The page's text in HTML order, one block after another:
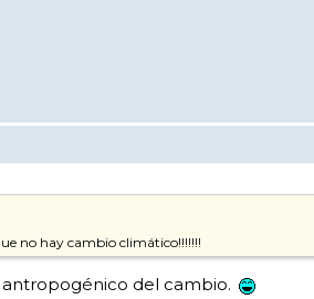
no hay cambio climático!!!!!!!
del cambio.